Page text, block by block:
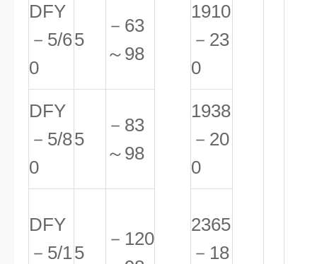
DFY
－5/6
0
5
－63
～98
1910
－23
0
DFY
－5/8
0
5
－83
～98
1938
－20
0
DFY
－5/15
－120
2365
－18